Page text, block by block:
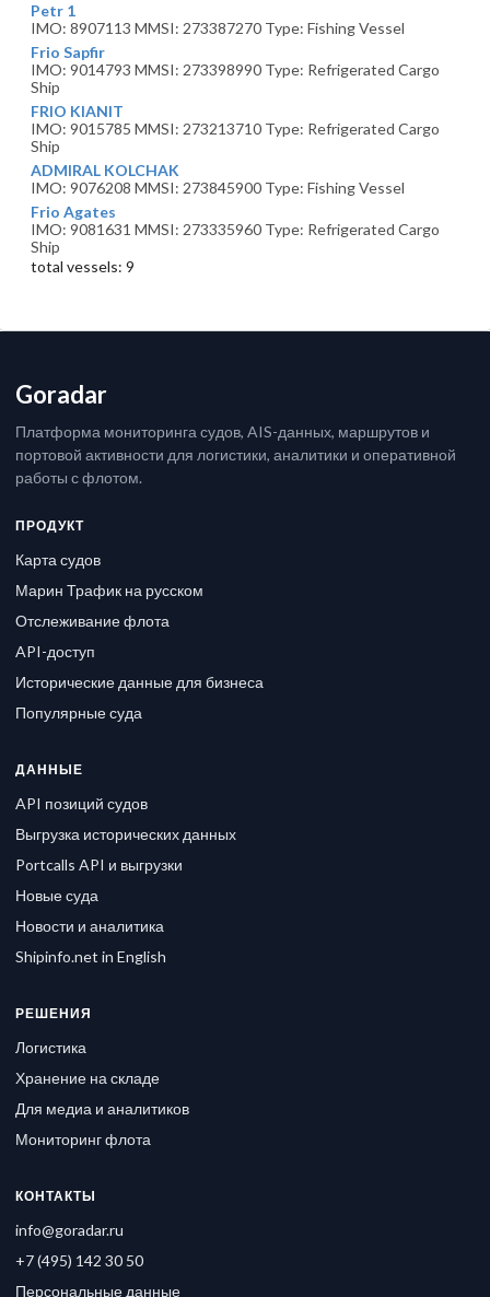
Petr 1
IMO: 8907113 MMSI: 273387270 Type: Fishing Vessel
Frio Sapfir
IMO: 9014793 MMSI: 273398990 Type: Refrigerated Cargo
Ship
FRIO KIANIT
IMO: 9015785 MMSI: 273213710 Type: Refrigerated Cargo
Ship
ADMIRAL KOLCHAK
IMO: 9076208 MMSI: 273845900 Type: Fishing Vessel
Frio Agates
IMO: 9081631 MMSI: 273335960 Type: Refrigerated Cargo
Ship
total vessels: 9
Goradar
Платформа мониторинга судов, AIS-данных, маршрутов и
портовой активности для логистики, аналитики и оперативной
работы с флотом.
ПРОДУКТ
Карта судов
Марин Трафик на русском
Отслеживание флота
API-доступ
Исторические данные для бизнеса
Популярные суда
ДАННЫЕ
API позиций судов
Выгрузка исторических данных
Portcalls API и выгрузки
Новые суда
Новости и аналитика
Shipinfo.net in English
РЕШЕНИЯ
Логистика
Хранение на складе
Для медиа и аналитиков
Мониторинг флота
КОНТАКТЫ
info@goradar.ru
+7 (495) 142 30 50
Персональные данные